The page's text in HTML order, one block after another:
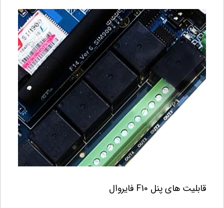
قابلیت های پنل F10 فایروال